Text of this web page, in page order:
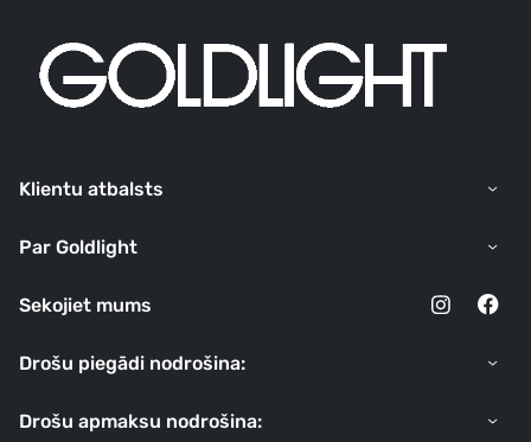
Klientu atbalsts
Par Goldlight
Sekojiet mums
Drošu piegādi nodrošina:
Drošu apmaksu nodrošina: